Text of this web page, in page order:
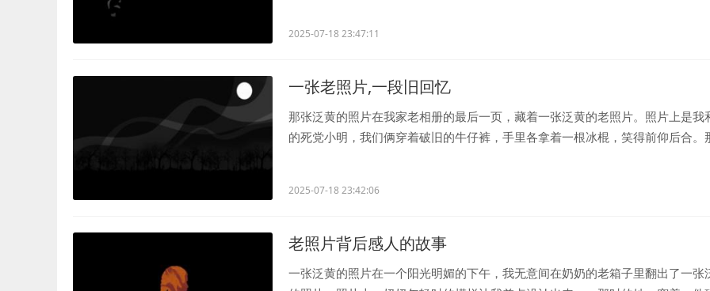
2025-07-18 23:47:11
一张老照片,一段旧回忆
那张泛黄的照片在我家老相册的最后一页，藏着一张泛黄的老照片。照片上是我
的死党小明，我们俩穿着破旧的牛仔裤，手里各拿着一根冰棍，笑得前仰后合。
2025-07-18 23:42:06
老照片背后感人的故事
一张泛黄的照片在一个阳光明媚的下午，我无意间在奶奶的老箱子里翻出了一张